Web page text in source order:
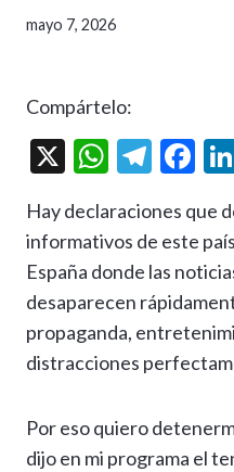
mayo 7, 2026
Compártelo:
X
W
at
s
A
p
p
T
e
gr
a
m
F
e
b
o
o
k
Hay declaraciones que
informativos de este
España donde las
desaparecen
propaganda,
distracciones
Por eso quiero
dijo en mi programa el